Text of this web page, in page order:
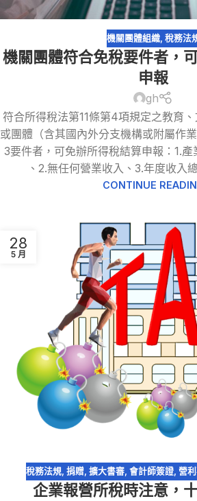
機關團體組織, 稅務法
機關團體符合免稅要件者，
申報
gh
符合所得稅法第11條第4項規定之教育
或團體（含其國內外分支機構或附屬作
3要件者，可免辦所得稅結算申報：1.
、2.無任何營業收入、3.年度收入
CONTINUE
28
5 月
稅務法規, 捐贈, 擴大書審, 會計師簽證, 營
企業報營所稅時注意，